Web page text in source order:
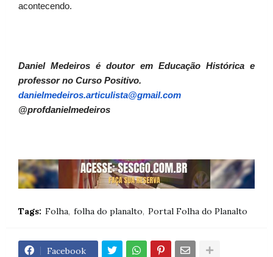
acontecendo.
Daniel Medeiros é doutor em Educação Histórica e
professor no Curso Positivo.
danielmedeiros.articulista@gmail.com
@profdanielmedeiros
Tags: Folha folha do planalto Portal Folha do Planalto
Facebook